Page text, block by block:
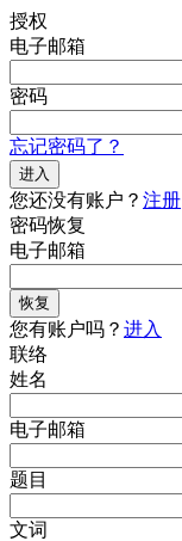
授权
电子邮箱
密码
忘记密码了？
进入
您还没有账户？ 注册
密码恢复
电子邮箱
恢复
您有账户吗？ 进入
联络
姓名
电子邮箱
题目
文词